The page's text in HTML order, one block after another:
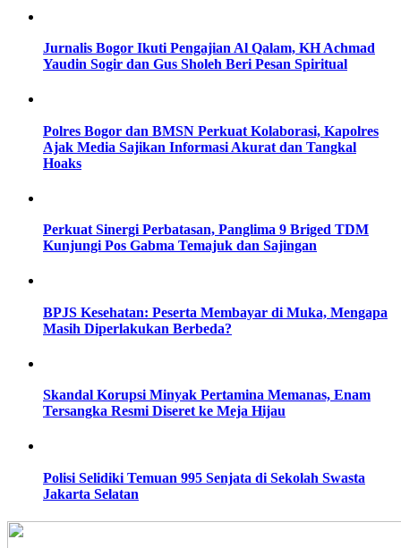
Jurnalis Bogor Ikuti Pengajian Al Qalam, KH Achmad
Yaudin Sogir dan Gus Sholeh Beri Pesan Spiritual
Polres Bogor dan BMSN Perkuat Kolaborasi, Kapolres
Ajak Media Sajikan Informasi Akurat dan Tangkal
Hoaks
Perkuat Sinergi Perbatasan, Panglima 9 Briged TDM
Kunjungi Pos Gabma Temajuk dan Sajingan
BPJS Kesehatan: Peserta Membayar di Muka, Mengapa
Masih Diperlakukan Berbeda?
Skandal Korupsi Minyak Pertamina Memanas, Enam
Tersangka Resmi Diseret ke Meja Hijau
Polisi Selidiki Temuan 995 Senjata di Sekolah Swasta
Jakarta Selatan